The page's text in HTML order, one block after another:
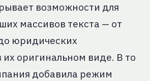
возможности для
массивов текста — от
юридических
их оригинальном виде. В то
добавила режим